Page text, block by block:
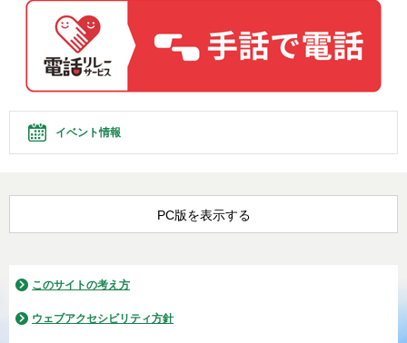
イベント情報
PC版を表示する
このサイトの考え方
ウェブアクセシビリティ方針